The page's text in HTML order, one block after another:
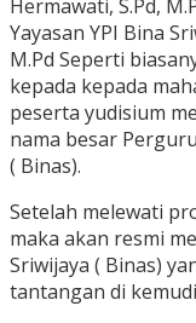
Hermawati, S.Pd,
Yayasan YPI Bina
M.Pd Seperti
kepada kepada
peserta yudisium
nama besar
( Binas).
Setelah melewati
maka akan resmi
Sriwijaya ( Binas)
tantangan di